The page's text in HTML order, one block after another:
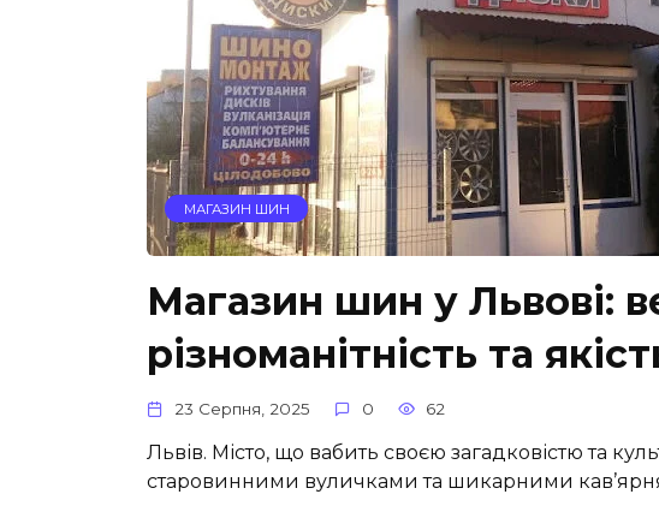
МАГАЗИН ШИН
Магазин шин у Львові:
різноманітність та
23 Серпня, 2025 0 62
Львів. Місто, що вабить своєю загадковістю та
старовинними вуличками та шикарними